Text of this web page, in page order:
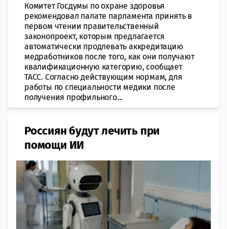
Комитет Госдумы по охране здоровья
рекомендовал палате парламента принять в
первом чтении правительственный
законопроект, которым предлагается
автоматически продлевать аккредитацию
медработников после того, как они получают
квалификационную категорию, сообщает
ТАСС. Согласно действующим нормам, для
работы по специальности медики после
получения профильного...
Россиян будут лечить при
помощи ИИ